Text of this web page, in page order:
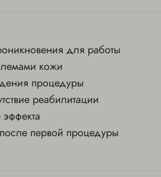
для работы
кожи
процедуры
реабилитации
первой процедуры